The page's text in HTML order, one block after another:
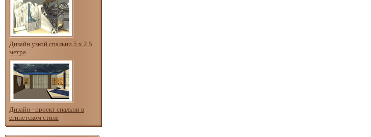
Дизайн узкой спальни 5 х 2.5
метра
Дизайн - проект спальни в
египетском стиле